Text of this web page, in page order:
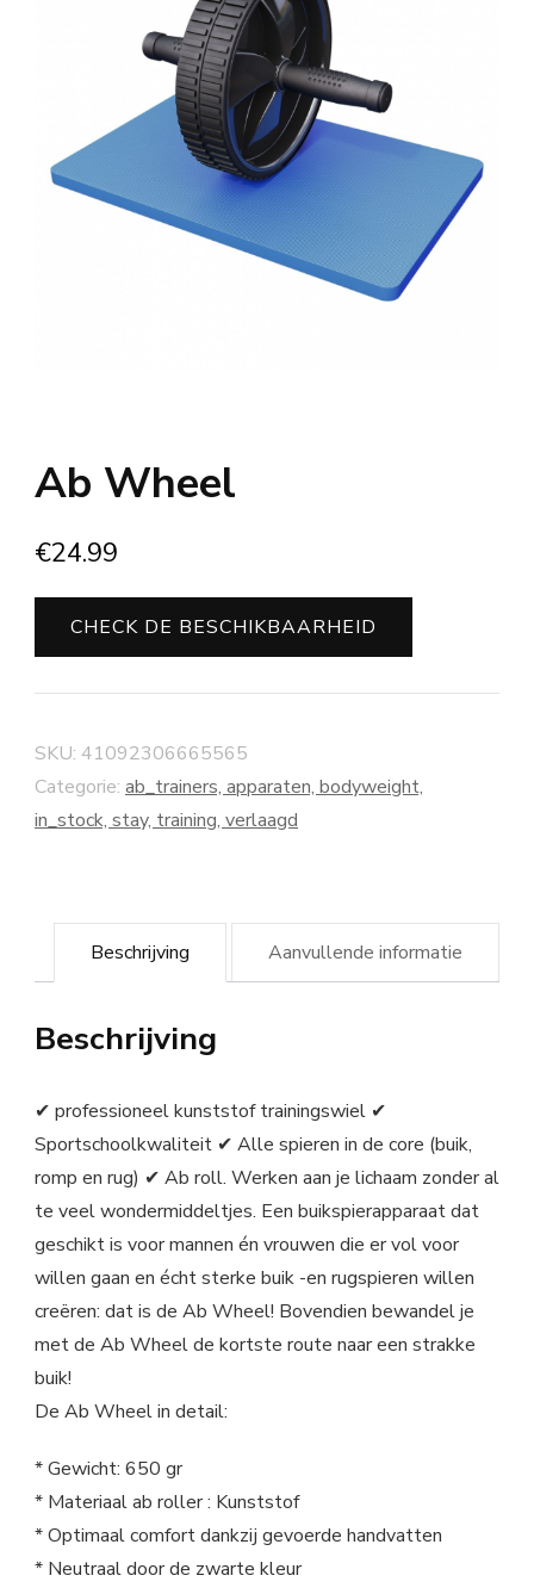
Ab Wheel
€24.99
CHECK DE BESCHIKBAARHEID
SKU: 41092306665565
Categorie: ab_trainers, apparaten, bodyweight,
in_stock, stay, training, verlaagd
Beschrijving Aanvullende informatie
Beschrijving
✔ professioneel kunststof trainingswiel ✔
Sportschoolkwaliteit ✔ Alle spieren in de core (buik,
romp en rug) ✔ Ab roll. Werken aan je lichaam zonder al
te veel wondermiddeltjes. Een buikspierapparaat dat
geschikt is voor mannen én vrouwen die er vol voor
willen gaan en écht sterke buik -en rugspieren willen
creëren: dat is de Ab Wheel! Bovendien bewandel je
met de Ab Wheel de kortste route naar een strakke
buik!
De Ab Wheel in detail:
* Gewicht: 650 gr
* Materiaal ab roller : Kunststof
* Optimaal comfort dankzij gevoerde handvatten
* Neutraal door de zwarte kleur